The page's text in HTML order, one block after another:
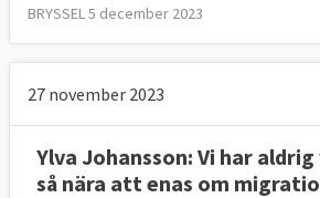
BRYSSEL 5 december 2023
27 november 2023
Ylva Johansson: Vi har
så nära att enas om